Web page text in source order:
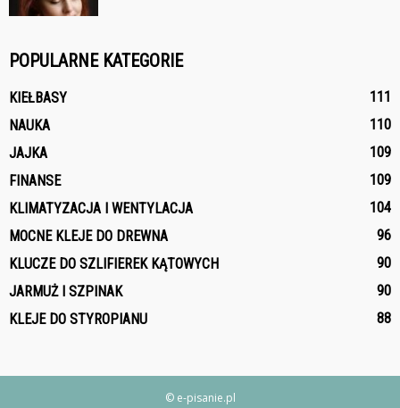
POPULARNE KATEGORIE
KIEŁBASY
111
NAUKA
110
JAJKA
109
FINANSE
109
KLIMATYZACJA I WENTYLACJA
104
MOCNE KLEJE DO DREWNA
96
KLUCZE DO SZLIFIEREK KĄTOWYCH
90
JARMUŻ I SZPINAK
90
KLEJE DO STYROPIANU
88
© e-pisanie.pl